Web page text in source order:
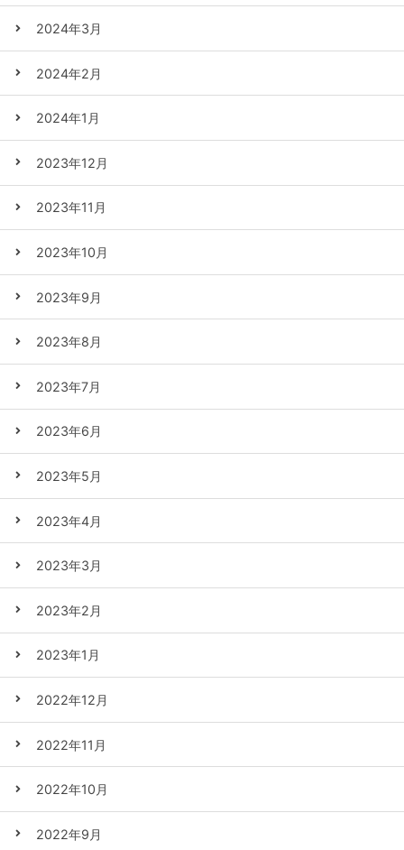
2024年3月
2024年2月
2024年1月
2023年12月
2023年11月
2023年10月
2023年9月
2023年8月
2023年7月
2023年6月
2023年5月
2023年4月
2023年3月
2023年2月
2023年1月
2022年12月
2022年11月
2022年10月
2022年9月